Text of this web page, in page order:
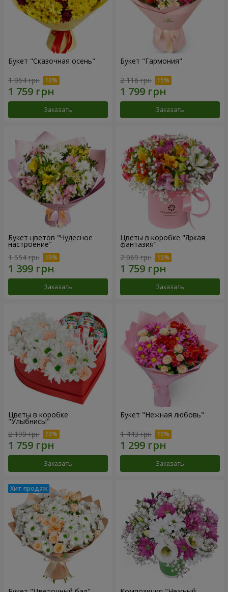
Букет "Сказочная осень"
1 954 грн
Заказать
Букет "Гармония"
2 116 грн
Заказать
Букет цветов "Чудесное
настроение"
1 554 грн
Заказать
Цветы в коробке "Яркая
фантазия"
2 069 грн
Заказать
Цветы в коробке
"Улыбнись!"
2 199 грн
Заказать
Букет "Нежная любовь"
1 443 грн
Заказать